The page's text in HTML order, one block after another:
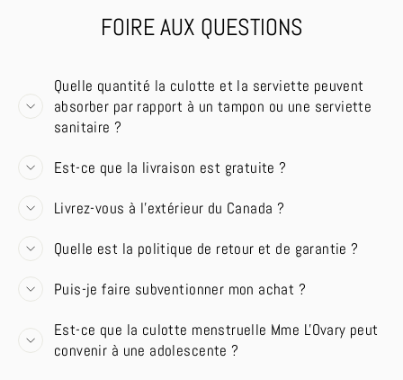
FOIRE AUX QUESTIONS
Quelle quantité la culotte et la serviette peuvent
absorber par rapport à un tampon ou une serviette
sanitaire ?
Est-ce que la livraison est gratuite ?
Livrez-vous à l'extérieur du Canada ?
Quelle est la politique de retour et de garantie ?
Puis-je faire subventionner mon achat ?
Est-ce que la culotte menstruelle Mme L'Ovary peut
convenir à une adolescente ?